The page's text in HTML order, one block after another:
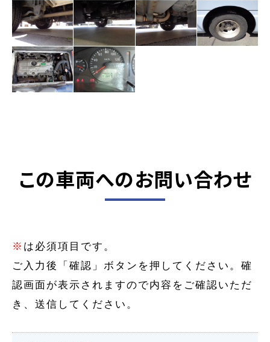
この車両へのお問い合わせ
※ は必須項目です。
ご入力後「確認」ボタンを押してください。確
認画面が表示されますので内容をご確認いただ
き、送信してください。